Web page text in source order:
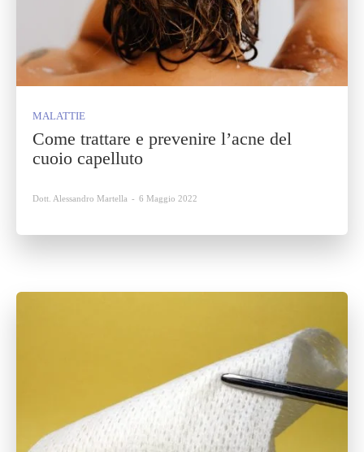
MALATTIE
Come trattare e prevenire l’acne del
cuoio capelluto
Dott. Alessandro Martella - 6 Maggio 2022